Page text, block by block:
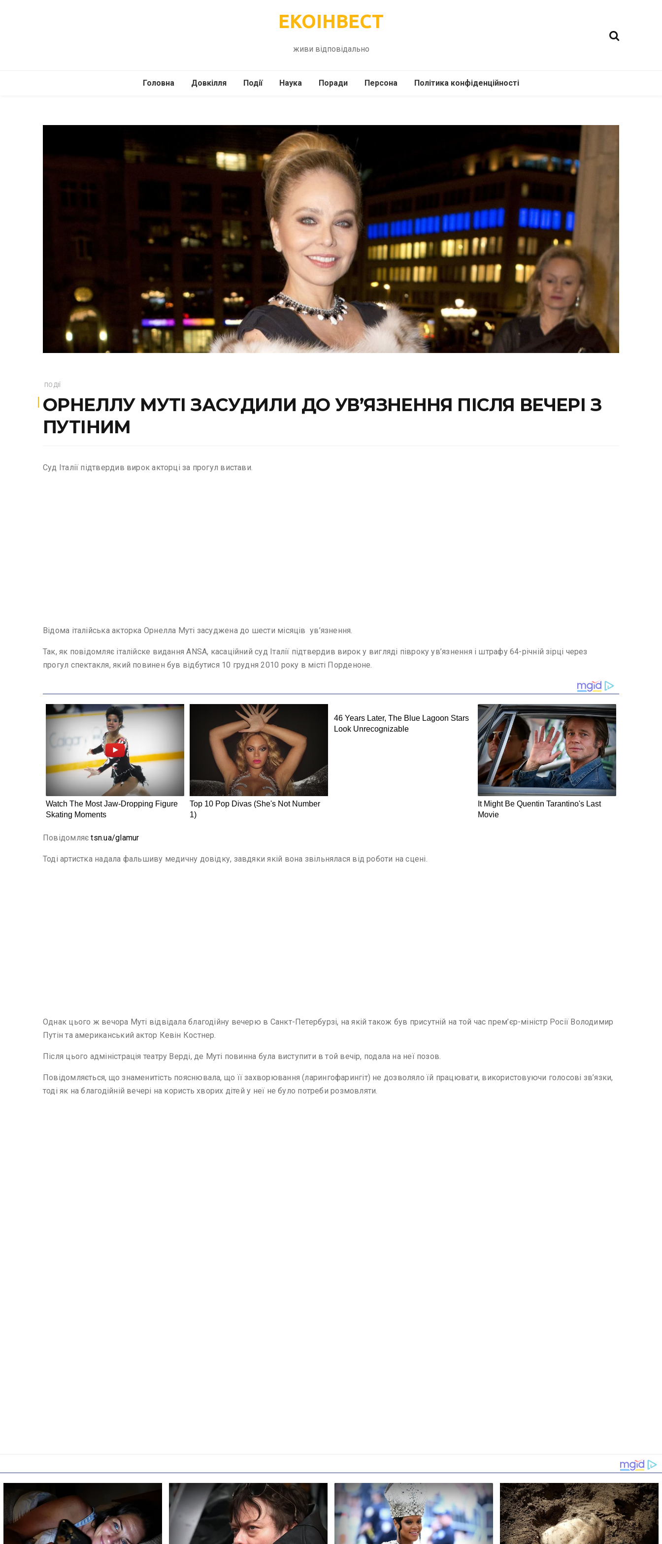
ЕКОІНВЕСТ
живи відповідально
Головна Довкілля
Подорожі
Події
Інше
Наука
Психологія
Технології
Поради
Здоров’я
Сад-Город
Персона Політика конфіденційності
ПОДІЇ
ОРНЕЛЛУ МУТІ ЗАСУДИЛИ ДО УВ’ЯЗНЕННЯ ПІСЛЯ ВЕЧЕРІ З
ПУТІНИМ
Суд Італії підтвердив вирок акторці за прогул вистави.
Відома італійська акторка Орнелла Муті засуджена до шести місяців ув’язнення.
Так, як повідомляє італійске видання ANSA, касаційний суд Італії підтвердив вирок у вигляді півроку ув’язнення і штрафу 64-річній зірці через
прогул спектакля, який повинен був відбутися 10 грудня 2010 року в місті Порденоне.
Повідомляєtsn.ua/glamur
Тоді артистка надала фальшиву медичну довідку, завдяки якій вона звільнялася від роботи на сцені.
Однак цього ж вечора Муті відвідала благодійну вечерю в Санкт-Петербурзі, на якій також був присутній на той час прем’єр-міністр Росії Володимир
Путін та американський актор Кевін Костнер.
Після цього адміністрація театру Верді, де Муті повинна була виступити в той вечір, подала на неї позов.
Повідомляється, що знаменитість пояснювала, що її захворювання (ларингофарингіт) не дозволяло їй працювати, використовуючи голосові зв’язки,
тоді як на благодійній вечері на користь хворих дітей у неї не було потреби розмовляти.